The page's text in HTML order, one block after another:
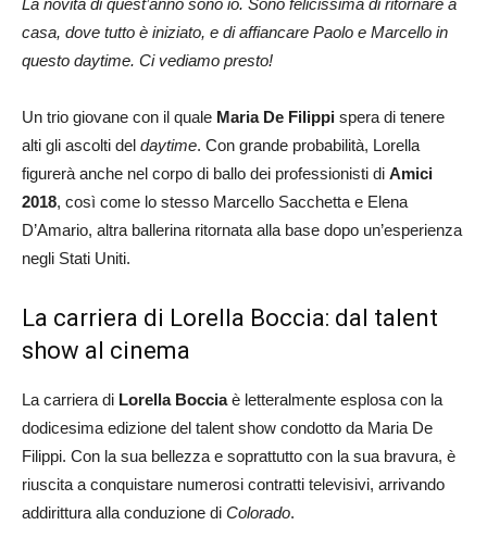
La novità di quest’anno sono io. Sono felicissima di ritornare a
casa, dove tutto è iniziato, e di affiancare Paolo e Marcello in
questo daytime. Ci vediamo presto!
Un trio giovane con il quale Maria De Filippi spera di tenere
alti gli ascolti del daytime. Con grande probabilità, Lorella
figurerà anche nel corpo di ballo dei professionisti di Amici
2018, così come lo stesso Marcello Sacchetta e Elena
D’Amario, altra ballerina ritornata alla base dopo un’esperienza
negli Stati Uniti.
La carriera di Lorella Boccia: dal talent
show al cinema
La carriera di Lorella Bocciaè letteralmente esplosa con la
dodicesima edizione del talent show condotto da Maria De
Filippi. Con la sua bellezza e soprattutto con la sua bravura, è
riuscita a conquistare numerosi contratti televisivi, arrivando
addirittura alla conduzione di Colorado.